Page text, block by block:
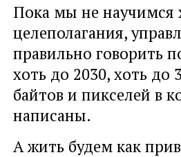
Пока мы не научимся
целеполагания,
правильно говорить
хоть до 2030, хоть до
байтов и пикселей в
написаны.
А жить будем как